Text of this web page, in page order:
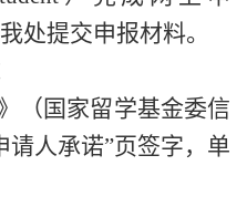
处提交申报材料。
（国家留学基金委信
请人承诺”页签字，单